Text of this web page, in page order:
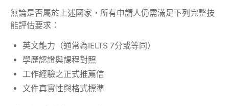
無論是否屬於上述國家，所有申請人仍需滿足下列完整技
能評估要求：
英文能力（通常為IELTS 7分或等同）
學歷認證與課程對照
工作經驗之正式推薦信
文件真實性與格式標準